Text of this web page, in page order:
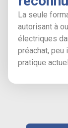
La seule
autorisant à
électriques
préachat, peu
pratique